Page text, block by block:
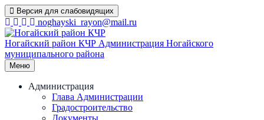
Перейти
к
содержимому
Версия для слабовидящих
noghayski_rayon@mail.ru
Ногайский район КЧР Администрация Ногайского
муниципального района
Меню
Администрация
Глава Администрации
Градостроительство
Документы